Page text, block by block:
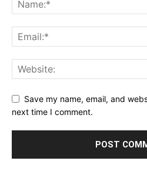
Save my name, email, and
next time I comment.